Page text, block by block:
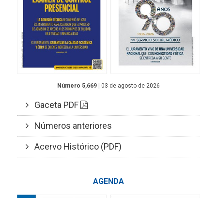
Número 5,669 | 03 de agosto de 2026
Gaceta PDF
Números anteriores
Acervo Histórico (PDF)
AGENDA